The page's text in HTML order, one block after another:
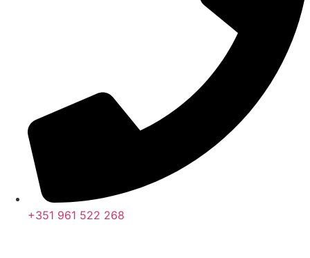
+351 961 522 268